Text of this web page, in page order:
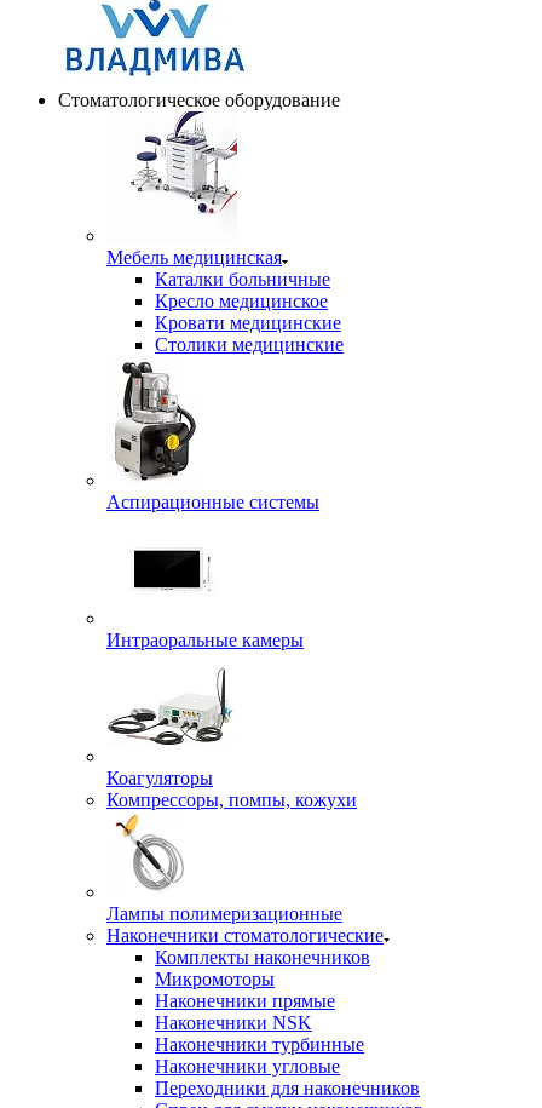
Стоматологическое оборудование
Мебель медицинская
Каталки больничные
Кресло медицинское
Кровати медицинские
Столики медицинские
Аспирационные системы
Интраоральные камеры
Коагуляторы
Компрессоры, помпы, кожухи
Лампы полимеризационные
Наконечники стоматологические
Комплекты наконечников
Микромоторы
Наконечники прямые
Наконечники NSK
Наконечники турбинные
Наконечники угловые
Переходники для наконечников